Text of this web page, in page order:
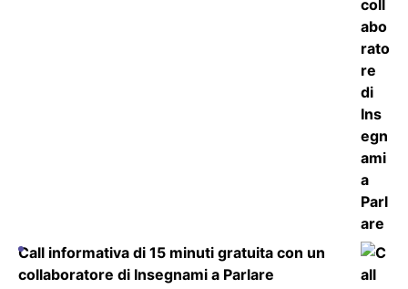
Call informativa di 15 minuti gratuita con un
collaboratore di Insegnami a Parlare